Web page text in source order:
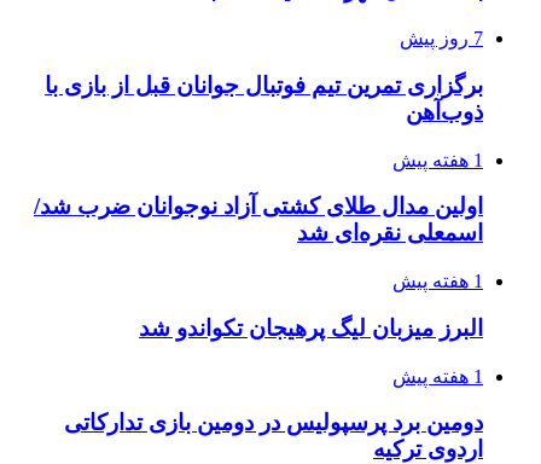
7 روز پیش
برگزاری تمرین تیم فوتبال جوانان قبل از بازی با
ذوب‌آهن
1 هفته پیش
اولین مدال طلای کشتی آزاد نوجوانان ضرب شد/
اسمعلی نقره‌ای شد
1 هفته پیش
البرز میزبان لیگ پرهیجان تکواندو شد
1 هفته پیش
دومین برد پرسپولیس در دومین بازی تدارکاتی
اردوی ترکیه